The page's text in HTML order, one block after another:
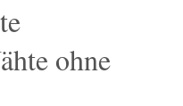
ohne